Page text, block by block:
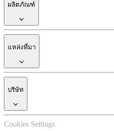
ผลิตภัณฑ์
แหล่งที่มา
บริษัท
Cookies Settings